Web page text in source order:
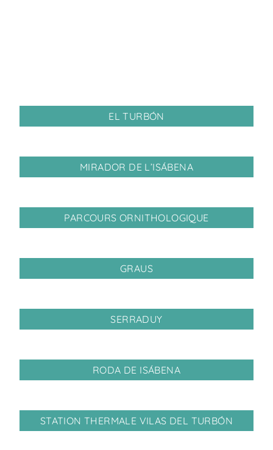
EL TURBÓN
MIRADOR DE L’ISÁBENA
PARCOURS ORNITHOLOGIQUE
GRAUS
SERRADUY
RODA DE ISÁBENA
STATION THERMALE VILAS DEL TURBÓN